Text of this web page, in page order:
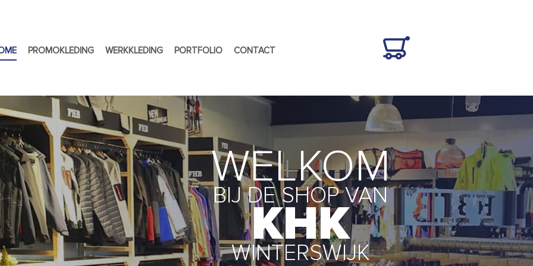
PROMOKLEDING WERKKLEDING PORTFOLIO CONTACT
WELKOM
BIJ DE SHOP VAN
KHK
WINTERSWIJK